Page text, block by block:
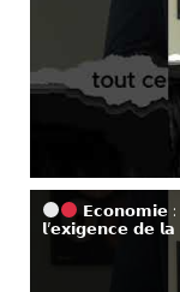
𝗘𝗰𝗼𝗻𝗼𝗺𝗶𝗲
𝗹’𝗲𝘅𝗶𝗴𝗲𝗻𝗰𝗲 𝗱𝗲